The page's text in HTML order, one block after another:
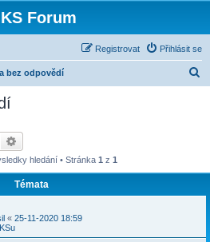
Forum
Přihlásit se
Registrovat
bez odpovědí
Hledat
hledání • Stránka 1 z 1
Témata
« 25-11-2020 18:59